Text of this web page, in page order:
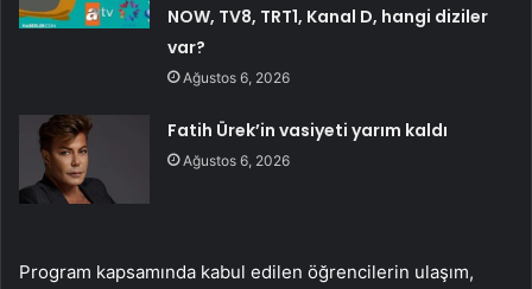
NOW, TV8, TRT1, Kanal D, hangi diziler
var?
Ağustos 6, 2026
Fatih Ürek’in vasiyeti yarım kaldı
Ağustos 6, 2026
Program kapsamında kabul edilen öğrencilerin ulaşım,